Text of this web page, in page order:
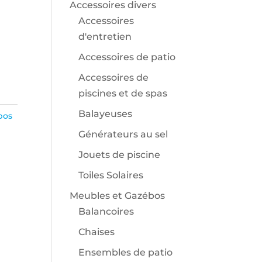
Accessoires divers
Accessoires
d'entretien
Accessoires de patio
Accessoires de
piscines et de spas
Balayeuses
Générateurs au sel
Jouets de piscine
Toiles Solaires
Meubles et Gazébos
Balancoires
Chaises
Ensembles de patio